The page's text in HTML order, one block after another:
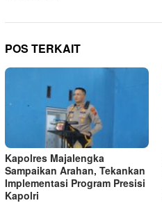
POS TERKAIT
Kapolres Majalengka
Sampaikan Arahan, Tekankan
Implementasi Program Presisi
Kapolri